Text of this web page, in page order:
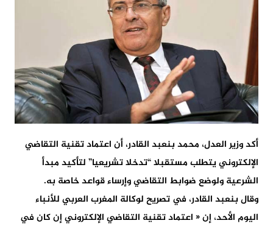
أكد وزير العدل، محمد بنعبد القادر، أن اعتماد تقنية التقاضي
الإلكتروني يتطلب مستقبلا “تدخلا تشريعيا” لتأكيد مبدأ
الشرعية ولوضع ضوابط التقاضي وإرساء قواعد خاصة به.
وقال بنعبد القادر، في تصريح لوكالة المغرب العربي للأنباء
اليوم الأحد، إن « اعتماد تقنية التقاضي الإلكتروني إن كان في